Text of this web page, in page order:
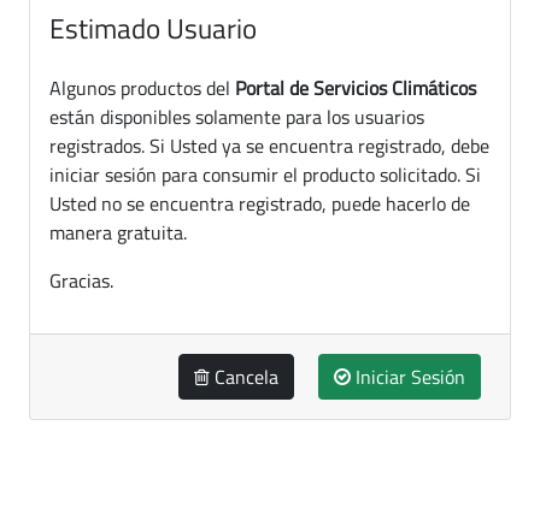
Estimado Usuario
Algunos productos del Portal de Servicios Climáticos
están disponibles solamente para los usuarios
registrados. Si Usted ya se encuentra registrado, debe
iniciar sesión para consumir el producto solicitado. Si
Usted no se encuentra registrado, puede hacerlo de
manera gratuita.
Gracias.
Cancela Iniciar Sesión